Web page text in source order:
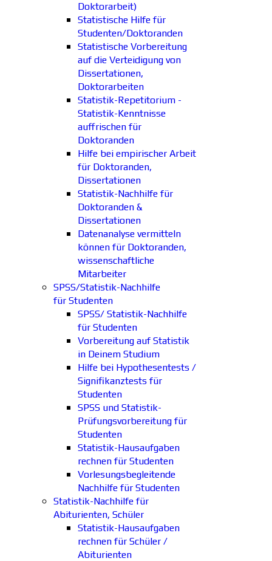
Doktorarbeit)
Statistische Hilfe für
Studenten/Doktoranden
Statistische Vorbereitung
auf die Verteidigung von
Dissertationen,
Doktorarbeiten
Statistik-Repetitorium -
Statistik-Kenntnisse
auffrischen für
Doktoranden
Hilfe bei empirischer Arbeit
für Doktoranden,
Dissertationen
Statistik-Nachhilfe für
Doktoranden &
Dissertationen
Datenanalyse vermitteln
können für Doktoranden,
wissenschaftliche
Mitarbeiter
SPSS/Statistik-Nachhilfe
für Studenten
SPSS/ Statistik-Nachhilfe
für Studenten
Vorbereitung auf Statistik
in Deinem Studium
Hilfe bei Hypothesentests /
Signifikanztests für
Studenten
SPSS und Statistik-
Prüfungsvorbereitung für
Studenten
Statistik-Hausaufgaben
rechnen für Studenten
Vorlesungsbegleitende
Nachhilfe für Studenten
Statistik-Nachhilfe für
Abiturienten, Schüler
Statistik-Hausaufgaben
rechnen für Schüler /
Abiturienten